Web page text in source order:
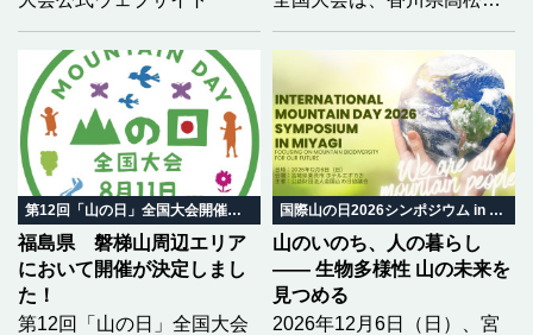
会を全国に広くPRするた
め、香川大会の開催趣旨を
踏まえた「大会テーマ」と
「ロゴマーク」の募集を開
始しました。どなたでも応
募可能（団体は除く）で
す。学生の方々も、奮って
応募してください！
第12回「山の日」全国大会開催地決定
福島県 磐梯山周辺エリア
において開催が決定しまし
た！
第12回「山の日」全国大会
国際山の日2026シンポジウム in みやぎ
山のいのち、人の暮らし
―― 生物多様性 山の未来を
見つめる
2026年12月6日（日）、宮